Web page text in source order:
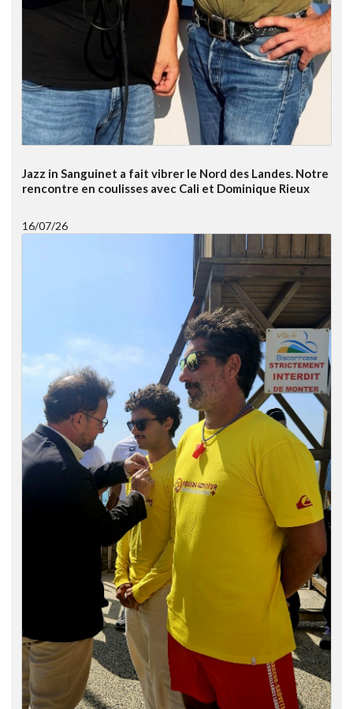
Jazz in Sanguinet a fait vibrer le Nord des Landes. Notre
rencontre en coulisses avec Cali et Dominique Rieux
16/07/26